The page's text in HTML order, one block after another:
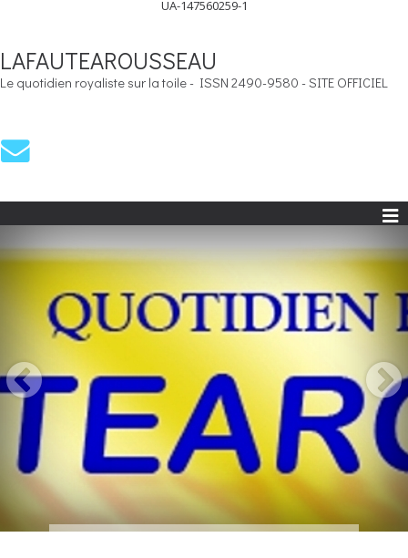
UA-147560259-1
LAFAUTEAROUSSEAU
Le quotidien royaliste sur la toile - ISSN 2490-9580 - SITE OFFICIEL